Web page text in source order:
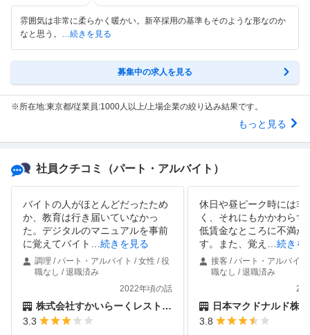
雰囲気は非常に柔らかく暖かい。新卒採用の基準もそのような形なのか
なと思う。
…続きを見る
募集中の求人を見る
※所在地:東京都/従業員:1000人以上/上場企業の絞り込み結果です。
もっと見る
社員クチコミ （パート・アルバイト）
バイトの人がほとんどだったため
か、教育は行き届いていなかっ
た。デジタルのマニュアルを事前
に覚えてバイト
続きを見る
調理 / パート・アルバイト / 女性 / 役
職なし / 退職済み
2022年頃の話
株式会社すかいらーくレストランツ
3.3
休日や昼ピーク時には非
く、それにもかかわらず
低賃金なところに不満が
す。また、覚え
続きを
接客 / パート・アルバイ
職なし / 退職済み
日本マクドナルド株
3.8